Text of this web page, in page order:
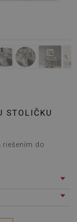
STOLIČKU
do